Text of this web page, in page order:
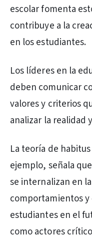
escolar fomenta
contribuye a la
en los estudiantes.
Los líderes en la
deben comunicar
valores y criterios
analizar la realidad
La teoría de
ejemplo, señala
se internalizan en
comportamientos
estudiantes en el
como actores